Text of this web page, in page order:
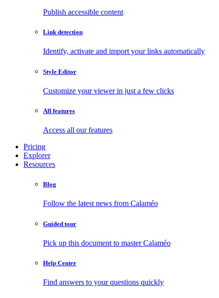
Publish accessible content
Link detection
Identify, activate and import your links automatically
Style Editor
Customize your viewer in just a few clicks
All features
Access all our features
Pricing
Explorer
Resources
Blog
Follow the latest news from Calaméo
Guided tour
Pick up this document to master Calaméo
Help Center
Find answers to your questions quickly